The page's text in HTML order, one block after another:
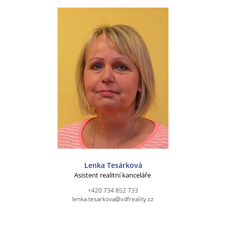
Lenka Tesárková
Asistent realitní kanceláře
+420 734 852 733
lenka.tesarkova@vdfreality.cz